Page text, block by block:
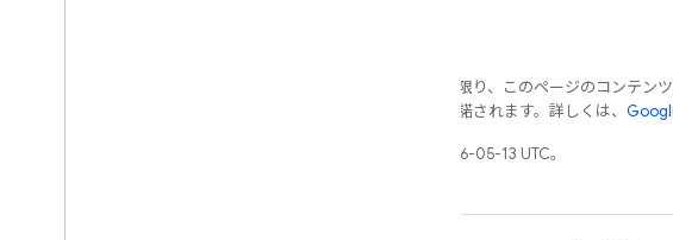
特に記載のない限り、このページのコンテン
により使用許諾されます。詳しくは、
最終更新日 2026-05-13 UTC。